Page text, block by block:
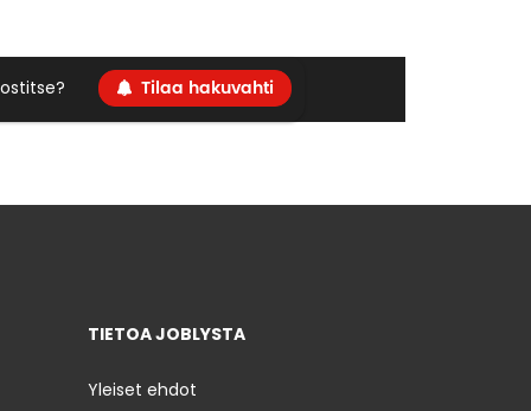
Tilaa hakuvahti
TIETOA JOBLYSTA
Yleiset ehdot